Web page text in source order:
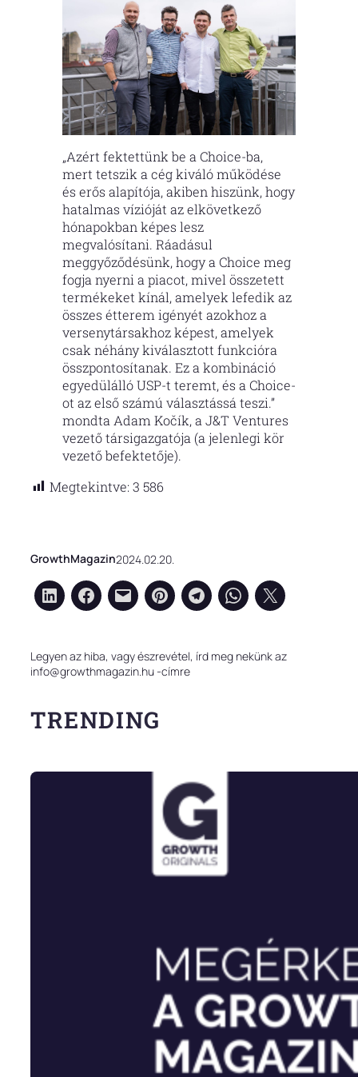
„Azért fektettünk be a Choice-ba,
mert tetszik a cég kiváló működése
és erős alapítója, akiben hiszünk, hogy
hatalmas vízióját az elkövetkező
hónapokban képes lesz
megvalósítani. Ráadásul
meggyőződésünk, hogy a Choice meg
fogja nyerni a piacot, mivel összetett
termékeket kínál, amelyek lefedik az
összes étterem igényét azokhoz a
versenytársakhoz képest, amelyek
csak néhány kiválasztott funkcióra
összpontosítanak. Ez a kombináció
egyedülálló USP-t teremt, és a Choice-
ot az első számú választássá teszi.”
mondta Adam Kočík, a J&T Ventures
vezető társigazgatója (a jelenlegi kör
vezető befektetője).
Megtekintve:3 586
GrowthMagazin2024.02.20.
Legyen az hiba, vagy észrevétel, írd meg nekünk az
info@growthmagazin.hu -címre
TRENDING